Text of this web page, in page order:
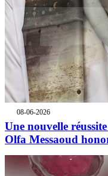
08-06-2026
Une nouvelle
Olfa Messaoud